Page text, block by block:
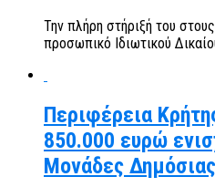
Την πλήρη στήριξή του
προσωπικό Ιδιωτικού
Περιφέρεια
850.000 ευρώ
Μονάδες